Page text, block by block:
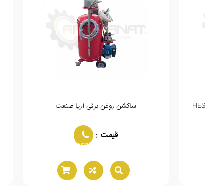
ساکشن روغن برقی آریا صنعت
قیمت :
02166021944